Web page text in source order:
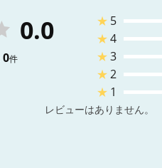
0.0
0件
★ 5
★4
★3
★2
★ 1
レビューはありません。